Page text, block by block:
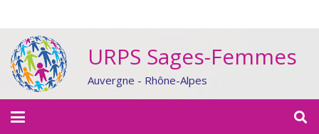
URPS Sages-Femmes
Auvergne - Rhône-Alpes